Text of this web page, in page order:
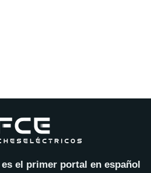
el primer portal en español